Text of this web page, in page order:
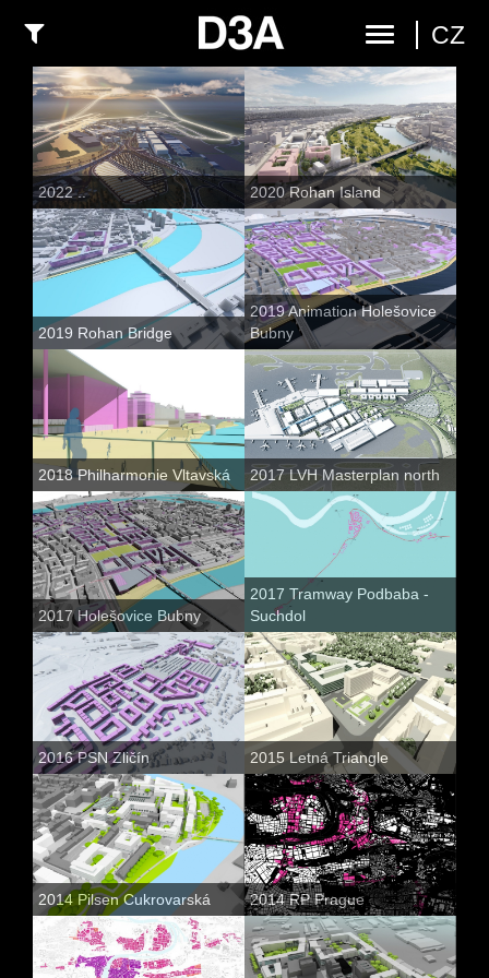
CZ
2022 .. 2020 Rohan Island
2019 Rohan Bridge
2019 Animation Holešovice
Bubny
2018 Philharmonie Vltavská 2017 LVH Masterplan north
2017 Holešovice Bubny
2017 Tramway Podbaba -
Suchdol
2016 PSN Zličín 2015 Letná Triangle
2014 Pilsen Cukrovarská 2014 RP Prague